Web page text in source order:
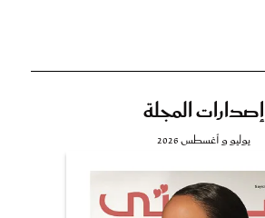
إصدارات المجلة
يوليو و أغسطس 2026